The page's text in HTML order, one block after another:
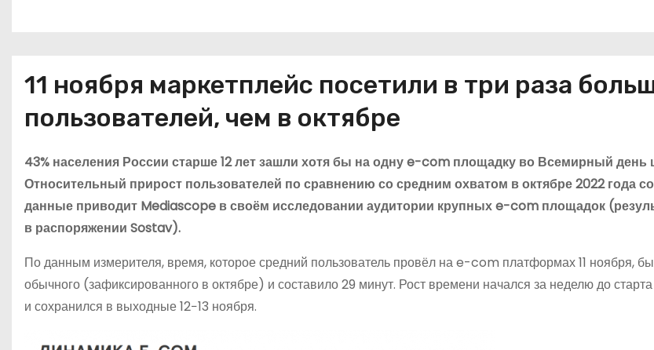
11 ноября маркетплейс посетили в три раза
пользователей, чем в октябре
43% населения России старше 12 лет зашли хотя бы на одну e-com площадку во Всемирный день
Относительный прирост пользователей по сравнению со средним охватом в октябре 2022 года
данные приводит Mediascope в своём исследовании аудитории крупных e-com площадок
в распоряжении Sostav).
По данным измерителя, время, которое средний пользователь провёл на e-com платформах 11 ноября,
обычного (зафиксированного в октябре) и составило 29 минут. Рост времени начался за неделю до
и сохранился в выходные 12−13 ноября.